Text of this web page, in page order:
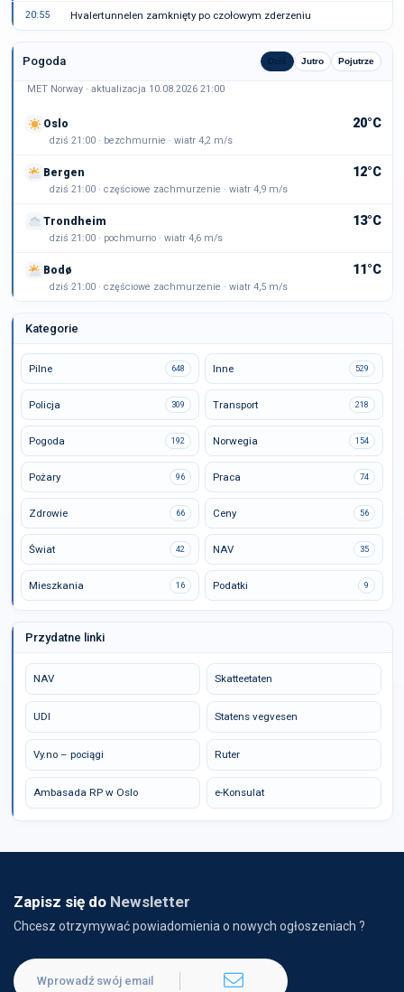
20:55 Hvalertunnelen zamknięty po czołowym zderzeniu
Pogoda Dziś Jutro Pojutrze
MET Norway · aktualizacja 10.08.2026 21:00
Oslo 20°C
dziś 21:00 · bezchmurnie · wiatr 4,2 m/s
Bergen 12°C
dziś 21:00 · częściowe zachmurzenie · wiatr 4,9 m/s
Trondheim 13°C
dziś 21:00 · pochmurno · wiatr 4,6 m/s
Bodø 11°C
dziś 21:00 · częściowe zachmurzenie · wiatr 4,5 m/s
Kategorie
Pilne 648 Inne 529
Policja 309 Transport 218
Pogoda 192 Norwegia 154
Pożary 96 Praca 74
Zdrowie 66 Ceny 56
Świat 42 NAV 35
Mieszkania 16 Podatki 9
Przydatne linki
NAV Skatteetaten
UDI Statens vegvesen
Vy.no – pociągi Ruter
Ambasada RP w Oslo e-Konsulat
Zapisz się do Newsletter
Chcesz otrzymywać powiadomienia o nowych ogłoszeniach ?